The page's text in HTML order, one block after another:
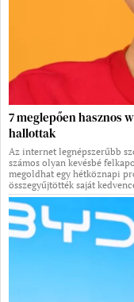
7 meglepően hasznos
hallottak
Az internet legnépszerűbb
számos olyan kevésbé
megoldhat egy hétköznapi
összegyűjtötték saját